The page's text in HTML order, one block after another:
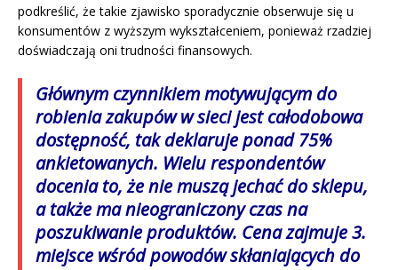
podkreślić, że takie zjawisko sporadycznie obserwuje się u
konsumentów z wyższym wykształceniem, ponieważ rzadziej
doświadczają oni trudności finansowych.
Głównym czynnikiem motywującym do
robienia zakupów w sieci jest całodobowa
dostępność, tak deklaruje ponad 75%
ankietowanych. Wielu respondentów
docenia to, że nie muszą jechać do sklepu,
a także ma nieograniczony czas na
poszukiwanie produktów. Cena zajmuje 3.
miejsce wśród powodów skłaniających do